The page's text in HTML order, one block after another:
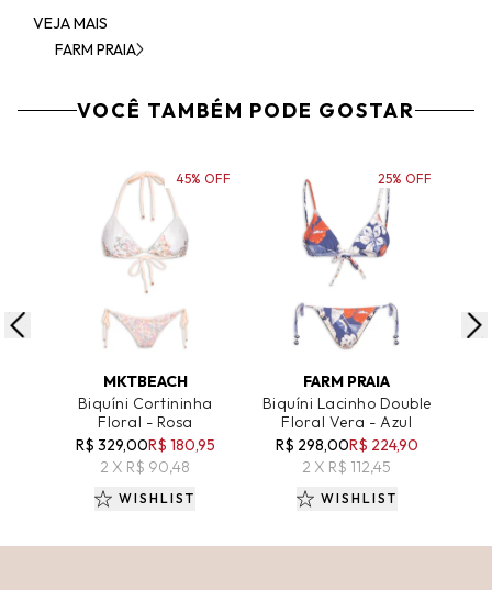
VEJA MAIS
FARM PRAIA
VOCÊ TAMBÉM PODE GOSTAR
ADICIONAR AO CARRINHO
MKTBEACH
Biquíni Cortininha
Floral - Rosa
R$ 329,00R$ 180,95
2 X R$ 90,48
45% OFF
WISHLIST
ADICIONAR AO CARRINHO
FARM PRAIA
Biquíni Lacinho Double
Floral Vera - Azul
R$ 298,00R$ 224,90
2 X R$ 112,45
25% OFF
WISHLIST